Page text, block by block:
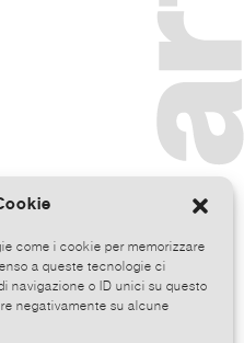
come i cookie per memorizzare
a queste tecnologie ci
navigazione o ID unici su questo
negativamente su alcune